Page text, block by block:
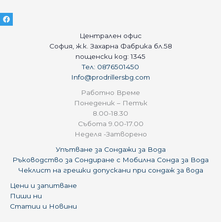
Централен офис
София, ж.к. Захарна Фабрика бл.58
пощенски код: 1345
Тел: 0876501450
Info@prodrillersbg.com
Работно Време
Понеденик – Петък
8.00-18.30
Събота 9.00-17.00
Неделя -Затворено
Упътване за Сондажи за Вода
Ръководство за Сондиране с Мобилна Сонда за Вода
Чеклист на грешки допускани при сондаж за вода
Цени и запитване
Пиши ни
Статии и Новини